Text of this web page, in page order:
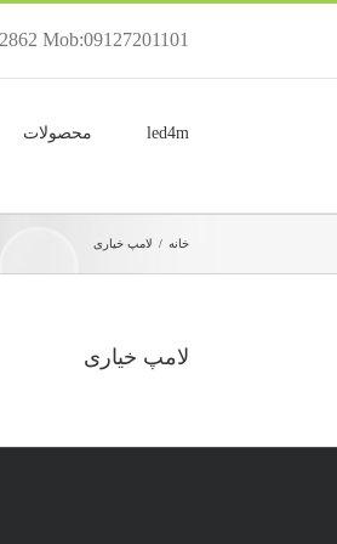
Mob:09127201101
led4m محصولات
خانه / لامپ خیاری
لامپ خیاری